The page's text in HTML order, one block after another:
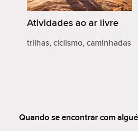
Atividades ao ar livre
trilhas, ciclismo, caminhadas
Quando se encontrar com